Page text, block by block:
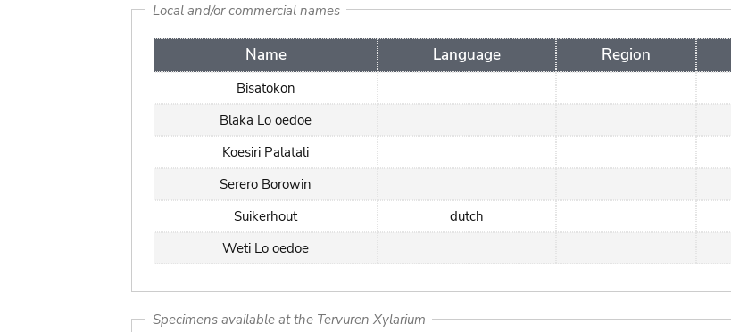
Local and/or commercial names
Name Language Region
Bisatokon
Blaka Lo oedoe
Koesiri Palatali
Serero Borowin
Suikerhout
dutch
Weti Lo oedoe
Specimens available at the Tervuren Xylarium